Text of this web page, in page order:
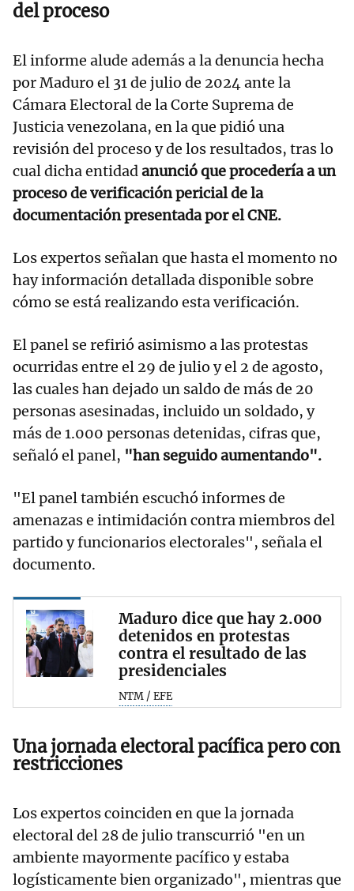
del proceso
El informe alude además a la denuncia hecha
por Maduro el 31 de julio de 2024 ante la
Cámara Electoral de la Corte Suprema de
Justicia venezolana, en la que pidió una
revisión del proceso y de los resultados, tras lo
cual dicha entidadanunció que procedería a un
proceso de verificación pericial de la
documentación presentada por el CNE.
Los expertos señalan que hasta el momento no
hay información detallada disponible sobre
cómo se está realizando esta verificación.
El panel se refirió asimismo a las protestas
ocurridas entre el 29 de julio y el 2 de agosto,
las cuales han dejado un saldo de más de 20
personas asesinadas, incluido un soldado, y
más de 1.000 personas detenidas, cifras que,
señaló el panel, "han seguido aumentando".
"El panel también escuchó informes de
amenazas e intimidación contra miembros del
partido y funcionarios electorales", señala el
documento.
Maduro dice que hay 2.000
detenidos en protestas
contra el resultado de las
presidenciales
NTM / EFE
Una jornada electoral pacífica pero con
restricciones
Los expertos coinciden en que la jornada
electoral del 28 de julio transcurrió "en un
ambiente mayormente pacífico y estaba
logísticamente bien organizado", mientras que